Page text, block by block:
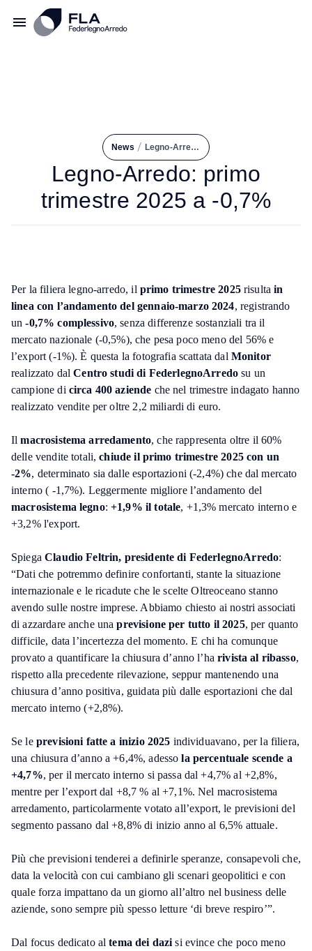
News / Legno-Arredo: Primo Trimestre 2025 a -0,7%
Legno-Arredo: primo
trimestre 2025 a -0,7%
Per la filiera legno-arredo, il primo trimestre 2025risultain
linea con l’andamento del gennaio-marzo 2024, registrando
un-0,7% complessivo, senza differenze sostanziali tra il
mercato nazionale (-0,5%), che pesa poco meno del 56% e
l’export (-1%). È questa la fotografia scattata dal Monitor
realizzato dalCentro studi di FederlegnoArredosu un
campione di circa 400 aziende che nel trimestre indagato hanno
realizzato vendite per oltre 2,2 miliardi di euro.
Ilmacrosistema arredamento, che rappresenta oltre il 60%
delle vendite totali,chiude il primo trimestre 2025 con un
-2%, determinato sia dalle esportazioni (-2,4%) che dal mercato
interno ( -1,7%). Leggermente migliore l’andamento del
macrosistema legno: +1,9% il totale, +1,3% mercato interno e
+3,2% l'export.
SpiegaClaudio Feltrin, presidente di FederlegnoArredo:
“Dati che potremmo definire confortanti, stante la situazione
internazionale e le ricadute che le scelte Oltreoceano stanno
avendo sulle nostre imprese. Abbiamo chiesto ai nostri associati
di azzardare anche una previsione per tutto il 2025, per quanto
difficile, data l’incertezza del momento. E chi ha comunque
provato a quantificare la chiusura d’anno l’ha rivista al ribasso,
rispetto alla precedente rilevazione, seppur mantenendo una
chiusura d’anno positiva, guidata più dalle esportazioni che dal
mercato interno (+2,8%).
Se le previsioni fatte a inizio 2025 individuavano, per la filiera,
una chiusura d’anno a +6,4%, adessola percentuale scende a
+4,7%, per il mercato interno si passa dal +4,7% al +2,8%,
mentre per l’export dal +8,7 % al +7,1%. Nel macrosistema
arredamento, particolarmente votato all’export, le previsioni del
segmento passano dal +8,8% di inizio anno al 6,5% attuale.
Più che previsioni tenderei a definirle speranze, consapevoli che,
data la velocità con cui cambiano gli scenari geopolitici e con
quale forza impattano da un giorno all’altro nel business delle
aziende, sono sempre più spesso letture ‘di breve respiro’”.
Dal focus dedicato altema dei dazisi evince che poco meno